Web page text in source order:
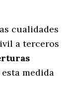
cualidades
a terceros
medida